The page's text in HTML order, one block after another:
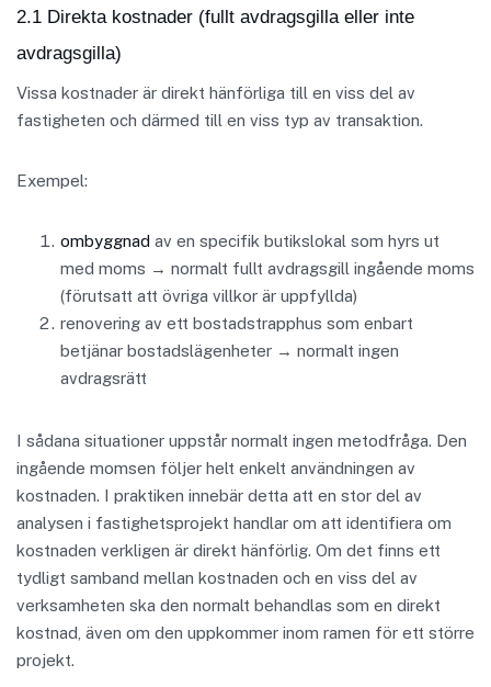
2.1 Direkta kostnader (fullt avdragsgilla eller inte
avdragsgilla)
Vissa kostnader är direkt hänförliga till en viss del av
fastigheten och därmed till en viss typ av transaktion.
Exempel:
ombyggnad av en specifik butikslokal som hyrs ut
med moms → normalt fullt avdragsgill ingående moms
(förutsatt att övriga villkor är uppfyllda)
renovering av ett bostadstrapphus som enbart
betjänar bostadslägenheter → normalt ingen
avdragsrätt
I sådana situationer uppstår normalt ingen metodfråga. Den
ingående momsen följer helt enkelt användningen av
kostnaden. I praktiken innebär detta att en stor del av
analysen i fastighetsprojekt handlar om att identifiera om
kostnaden verkligen är direkt hänförlig. Om det finns ett
tydligt samband mellan kostnaden och en viss del av
verksamheten ska den normalt behandlas som en direkt
kostnad, även om den uppkommer inom ramen för ett större
projekt.